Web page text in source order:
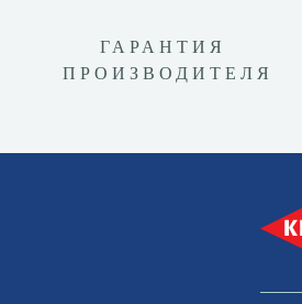
ГАРАНТИЯ
ПРОИЗВОДИТЕЛЯ